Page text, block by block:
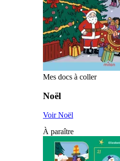
Mes docs à coller
Noël
Voir Noël
À paraître